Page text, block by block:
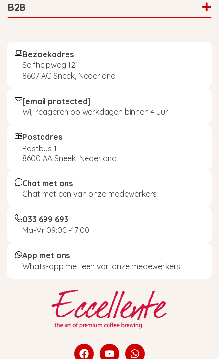
B2B
Bezoekadres
Selfhelpweg 121
8607 AC Sneek, Nederland
[email protected]
Wij reageren op werkdagen binnen 4 uur!
Postadres
Postbus 1
8600 AA Sneek, Nederland
Chat met ons
Chat met een van onze medewerkers
033 699 693
Ma-Vr 09:00 -17:00
App met ons
Whats-app met een van onze medewerkers.